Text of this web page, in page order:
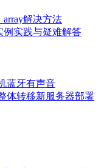
array解决方法
例实践与疑难解答
蓝牙有声音
体转移新服务器部署